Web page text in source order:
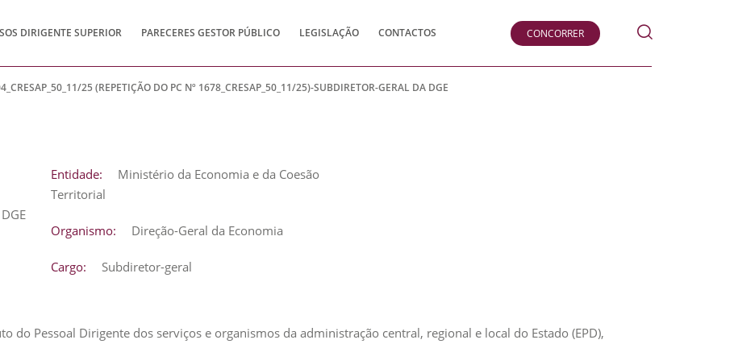
submeter
DIRIGENTE SUPERIOR PARECERES GESTOR PÚBLICO LEGISLAÇÃO CONTACTOS CONCORRER
25 (REPETIÇÃO DO PC Nº 1678_CRESAP_50_11/25)-SUBDIRETOR-GERAL DA DGE
Entidade:
Ministério da Economia e da Coesão
Territorial
Organismo: Direção-Geral da Economia
Cargo: Subdiretor-geral
do Pessoal Dirigente dos serviços e organismos da administração central, regional e local do Estado (EPD),